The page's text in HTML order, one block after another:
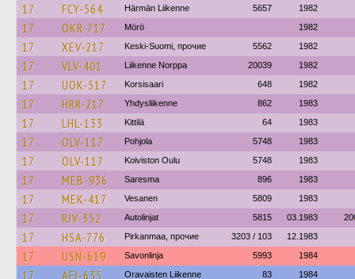
17 FCY-564 Härmän Liikenne 5657 1982
17 OKR-717 Mörö 1982
17 XEV-217 Keski-Suomi, прочие 5562 1982
17 VLV-401 Liikenne Norppa 20039 1982
17 UOK-517 Korsisaari 648 1982
17 HRR-217 Yhdysliikenne 862 1983
17 LHL-133 Kittilä 64 1983
17 OLV-117 Pohjola 5748 1983
17 OLV-117 Koiviston Oulu 5748 1983
17 MEB-936 Saresma 896 1983
17 MEK-417 Vesanen 5809 1983
17 RJV-352 Autolinjat 5815 03.1983
17 HSA-776 Pirkanmaa, прочие 3203 / 103 12.1983
17 USN-619 Savonlinja 5993 1984
17 AFJ-635 Oravaisten Liikenne 83 1984